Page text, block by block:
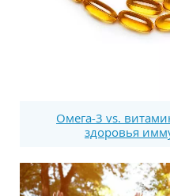
Омега-3 vs.
здоровья